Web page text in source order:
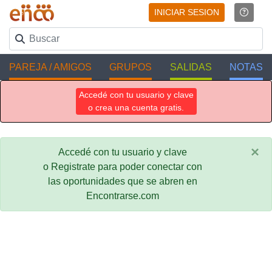
INICIAR SESION
PAREJA / AMIGOS GRUPOS SALIDAS NOTAS
Accedé con tu usuario y clave
o crea una cuenta gratis.
Accedé con tu usuario y clave
o Registrate para poder conectar con
las oportunidades que se abren en
Encontrarse.com
×